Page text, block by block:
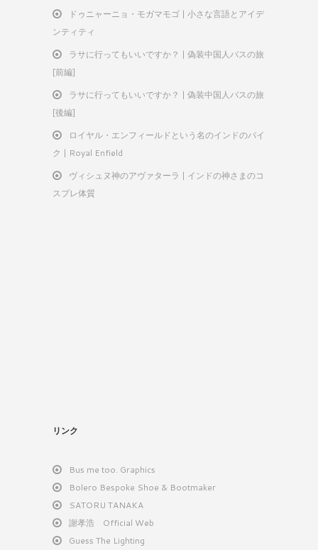
ドゥニャーニョ・モガマモゴ | 小さな言語とアイデ
ンティティ
ラサに行ってもいいですか？ | 偽装中国人バスの旅
[前編]
ラサに行ってもいいですか？ | 偽装中国人バスの旅
[後編]
ロイヤル・エンフィールドという名のインドのバイ
ク | Royal Enfield
ヴィシュヌ神のアヴァターラ | インドの神さまのコ
スプレ体質
リンク
Bus me too. Graphics
Bolero Bespoke Shoe & Bootmaker
SATORU TANAKA
謝孝浩 Official Web
Guess The Lighting